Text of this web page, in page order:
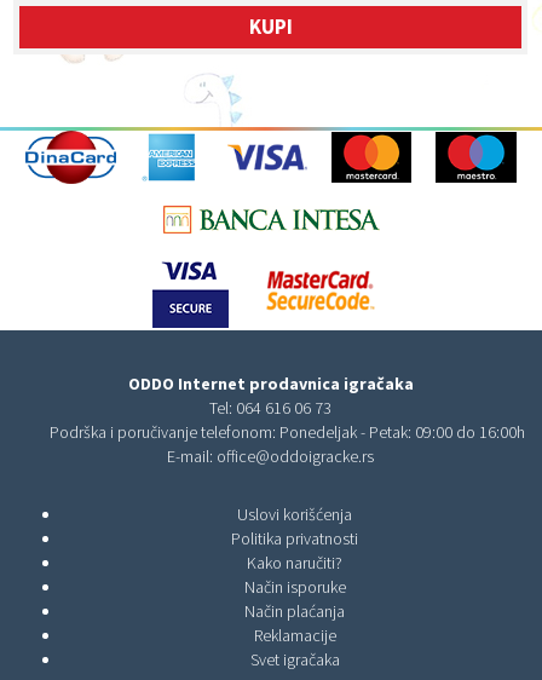
KUPI
ODDO Internet prodavnica igračaka
Tel: 064 616 06 73
Podrška i poručivanje telefonom: Ponedeljak - Petak: 09:00 do 16:00h
E-mail: office@oddoigracke.rs
Uslovi korišćenja
Politika privatnosti
Kako naručiti?
Način isporuke
Način plaćanja
Reklamacije
Svet igračaka